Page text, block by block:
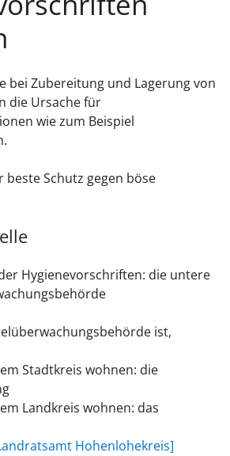
bei Zubereitung und Lagerung von
die Ursache für
wie zum Beispiel
Schutz gegen böse
Hygienevorschriften: die untere
ist,
Stadtkreis wohnen: die
Landkreis wohnen: das
Hohenlohekreis]